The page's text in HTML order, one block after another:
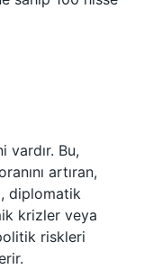
vardır. Bu,
artıran,
diplomatik
krizler veya
riskleri